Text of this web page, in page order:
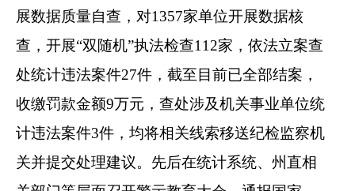
展数据质量自查，对1357家单位开展数据核
查 ，开展“双随机”执法检查112家，依法立案查
处统计违法案件27件， 截至目前已全部结案，
收缴罚款金额9万元，查处涉及机关事业单位统
计违法案件3件，均将相关线索移送纪检监察机
关并提交处理建议。先后在统计系统、州直相